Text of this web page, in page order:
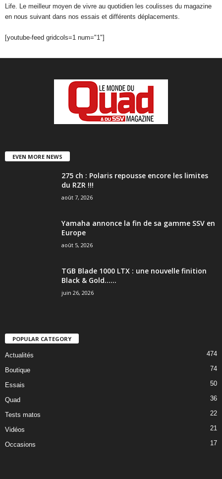
Life. Le meilleur moyen de vivre au quotidien les coulisses du magazine
en nous suivant dans nos essais et différents déplacements.
[youtube-feed gridcols=1 num="1"]
EVEN MORE NEWS
275 ch : Polaris repousse encore les limites
du RZR !!!
août 7, 2026
Yamaha annonce la fin de sa gamme SSV en
Europe
août 5, 2026
TGB Blade 1000 LTX : une nouvelle finition
Black & Gold…...
juin 26, 2026
POPULAR CATEGORY
Actualités 474
Boutique 74
Essais 50
Quad 36
Tests matos 22
Vidéos 21
Occasions 17